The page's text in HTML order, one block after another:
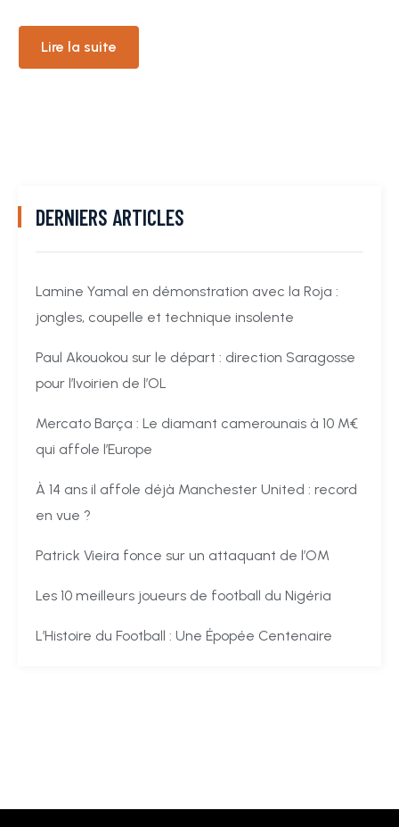
Lire la suite
DERNIERS ARTICLES
Lamine Yamal en démonstration avec la Roja :
jongles, coupelle et technique insolente
Paul Akouokou sur le départ : direction Saragosse
pour l’Ivoirien de l’OL
Mercato Barça : Le diamant camerounais à 10 M€
qui affole l’Europe
À 14 ans il affole déjà Manchester United : record
en vue ?
Patrick Vieira fonce sur un attaquant de l’OM
Les 10 meilleurs joueurs de football du Nigéria
L’Histoire du Football : Une Épopée Centenaire